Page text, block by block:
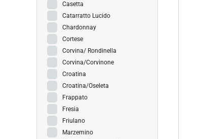
Casetta
Catarratto Lucido
Chardonnay
Cortese
Corvina/ Rondinella
Corvina/Corvinone
Croatina
Croatina/Oseleta
Frappato
Fresia
Friulano
Marzemino